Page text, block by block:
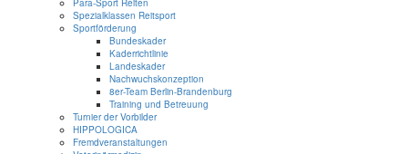
Para-Sport Reiten
Spezialklassen Reitsport
Sportförderung
Bundeskader
Kaderrichtlinie
Landeskader
Nachwuchskonzeption
8er-Team Berlin-Brandenburg
Training und Betreuung
Turnier der Vorbilder
HIPPOLOGICA
Fremdveranstaltungen